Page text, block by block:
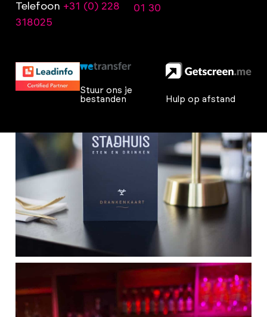
Telefoon +31 (0) 228
318025
01 30
Stuur ons je
bestanden
Hulp op afstand